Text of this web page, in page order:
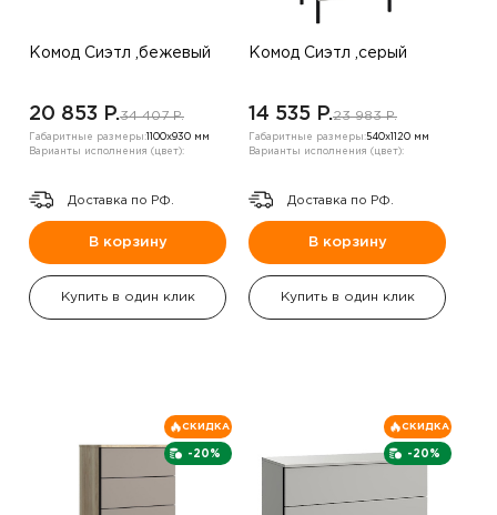
Комод Сиэтл ,бежевый
20 853 P.34 407 P.
Габаритные размеры: 1100х930 мм
Варианты исполнения (цвет):
Доставка по РФ.
В корзину
Купить в один клик
Комод Сиэтл ,серый
14 535 P.23 983 P.
Габаритные размеры:540х1120 мм
Варианты исполнения (цвет):
Доставка по РФ.
В корзину
Купить в один клик
-20%
СКИДКА
-20%
СКИДКА